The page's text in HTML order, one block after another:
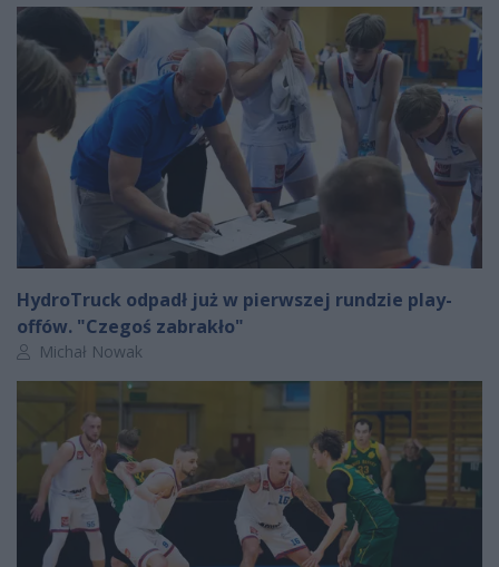
HydroTruck odpadł już w pierwszej rundzie play-
offów. "Czegoś zabrakło"
Autor artykułu:
Michał Nowak